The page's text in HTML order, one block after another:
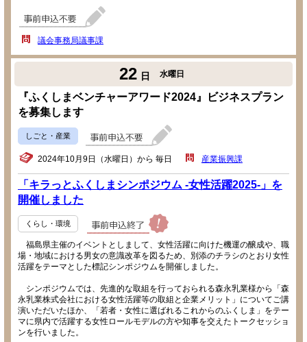
議会事務局議事課
22 日 水曜日
『ふくしまベンチャーアワード2024』ビジネスプラン
を募集します
しごと・産業
2024年10月9日（水曜日）から 毎日 産業振興課
「キラっとふくしまシンポジウム -女性活躍2025-」を
開催しました
くらし・環境
福島県主催のイベントとしまして、女性活躍に向けた機運の醸成や、職
場・地域における男女の意識改革を図るため、別添のチラシのとおり女性
活躍をテーマとした標記シンポジウムを開催しました。
シンポジウムでは、先進的な取組を行っておられる森永乳業様から「森
永乳業株式会社における女性活躍等の取組と企業メリット」についてご講
演いただいたほか、「若者・女性に選ばれるこれからのふくしま」をテー
マに県内で活躍する女性ロールモデルの方や知事を交えたトークセッショ
ンを行いました。